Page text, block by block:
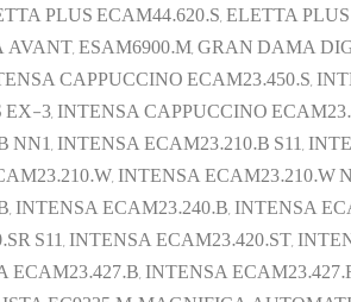
PLUS ECAM44.620.S, ELETTA
ESAM6900.M, GRAN DAMA
CAPPUCCINO ECAM23.450.S,
3, INTENSA CAPPUCCINO
INTENSA ECAM23.210.B S11,
INTENSA
INTENSA ECAM23.240.B, INTENSA
S11, INTENSA ECAM23.420.ST,
INTENSA